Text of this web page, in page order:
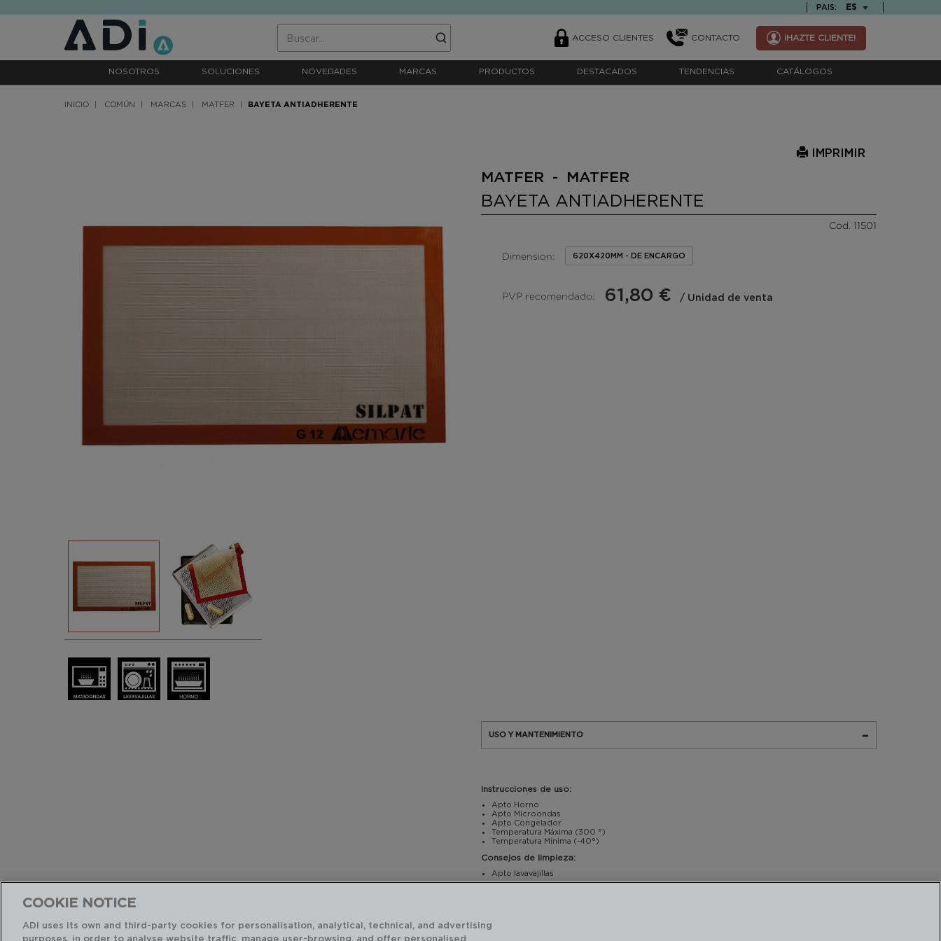
PAIS: TEXT.LANGUAGE
ES
ACCESO CLIENTES CONTACTO ¡HAZTE CLIENTE!
NOSOTROS SOLUCIONES NOVEDADES MARCAS PRODUCTOS DESTACADOS TENDENCIAS CATÁLOGOS
INICIO COMÚN MARCAS MATFER BAYETA ANTIADHERENTE
IMPRIMIR
MATFER - MATFER
BAYETA ANTIADHERENTE
Cod. 11501
Dimension: 620X420MM - DE ENCARGO
PVP recomendado: 61,80 € / Unidad de venta
USO Y MANTENIMIENTO
Instrucciones de uso:
Apto Horno
Apto Microondas
Apto Congelador
Temperatura Máxima (300 °)
Temperatura Mínima (-40°)
Consejos de limpieza:
Apto lavavajillas
CARACTERÍSTICAS TÉCNICAS
COOKIE NOTICE
ADI uses its own and third-party cookies for personalisation, analytical, technical, and advertising